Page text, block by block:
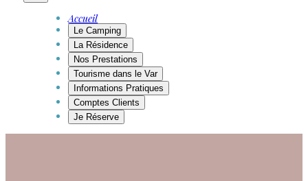
Accueil
Le Camping
La Résidence
Nos Prestations
Tourisme dans le Var
Informations Pratiques
Comptes Clients
Je Réserve